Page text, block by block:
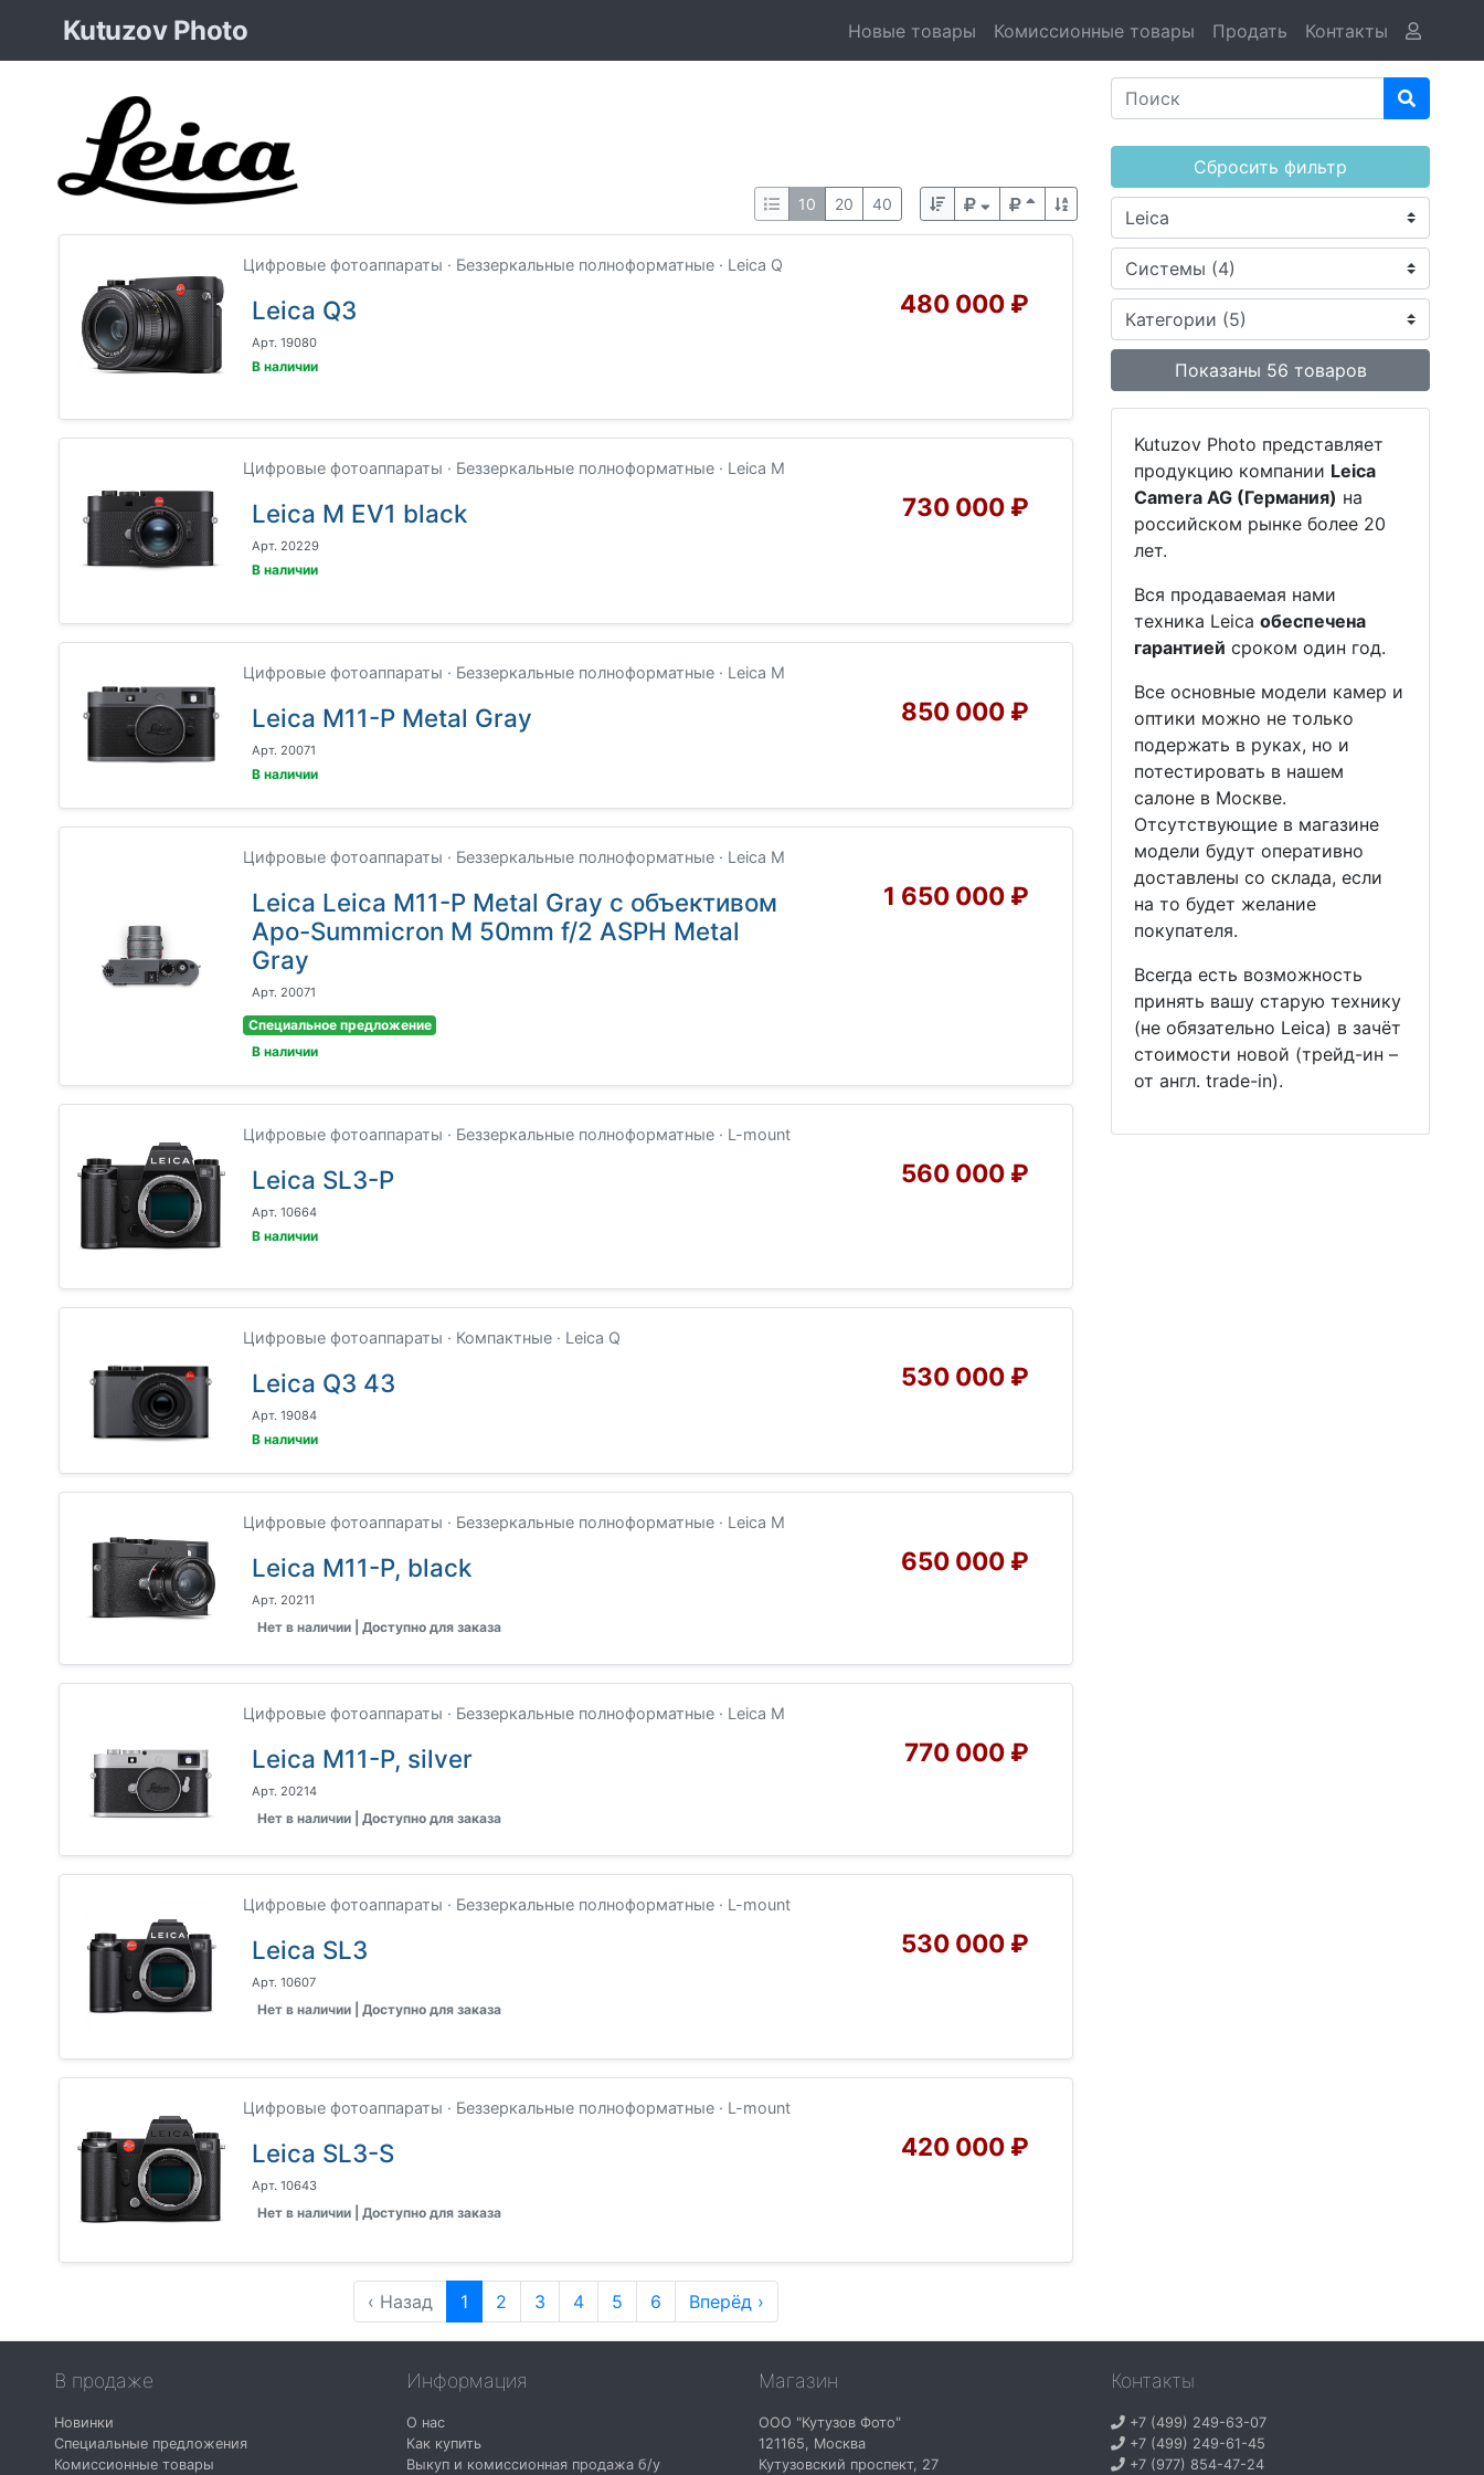
Kutuzov Photo Новые товары Комиссионные товары Продать Контакты
10 20 40
Сбросить фильтр
Kutuzov Photo представляет
продукцию компании Leica
Camera AG (Германия) на
российском рынке более 20
лет.
Вся продаваемая нами
техника Leicaобеспечена
гарантией сроком один год.
Все основные модели камер и
оптики можно не только
подержать в руках, но и
потестировать в нашем
салоне в Москве.
Отсутствующие в магазине
модели будут оперативно
доставлены со склада, если
на то будет желание
покупателя.
Всегда есть возможность
принять вашу старую технику
(не обязательно Leica) в зачёт
стоимости новой (трейд-ин –
от англ. trade-in).
Цифровые фотоаппараты · Беззеркальные полноформатные · Leica Q
Leica Q3
Арт. 19080
480 000 ₽
В наличии
Цифровые фотоаппараты · Беззеркальные полноформатные · Leica M
Leica M EV1 black
Арт. 20229
730 000 ₽
В наличии
Цифровые фотоаппараты · Беззеркальные полноформатные · Leica M
Leica M11-P Metal Gray
Арт. 20071
850 000 ₽
В наличии
Цифровые фотоаппараты · Беззеркальные полноформатные · Leica M
Leica Leica M11-P Metal Gray с объективом
Apo-Summicron M 50mm f/2 ASPH Metal
Gray
Арт. 20071
1 650 000 ₽
Специальное предложение
В наличии
Цифровые фотоаппараты · Беззеркальные полноформатные · L-mount
Leica SL3-P
Арт. 10664
560 000 ₽
В наличии
Цифровые фотоаппараты · Компактные · Leica Q
Leica Q3 43
Арт. 19084
530 000 ₽
В наличии
Цифровые фотоаппараты · Беззеркальные полноформатные · Leica M
Leica M11-P, black
Арт. 20211
650 000 ₽
Нет в наличии | Доступно для заказа
Цифровые фотоаппараты · Беззеркальные полноформатные · Leica M
Leica M11-P, silver
Арт. 20214
770 000 ₽
Нет в наличии | Доступно для заказа
Цифровые фотоаппараты · Беззеркальные полноформатные · L-mount
Leica SL3
Арт. 10607
530 000 ₽
Нет в наличии | Доступно для заказа
Цифровые фотоаппараты · Беззеркальные полноформатные · L-mount
Leica SL3-S
Арт. 10643
420 000 ₽
Нет в наличии | Доступно для заказа
‹ Назад 1 2 3 4 5 6 Вперёд ›
В продаже
Новинки
Специальные предложения
Комиссионные товары
Информация
О нас
Как купить
Выкуп и комиссионная продажа б/у
Магазин
ООО "Кутузов Фото"
121165, Москва
Кутузовский проспект, 27
Контакты
+7 (499) 249-63-07
+7 (499) 249-61-45
+7 (977) 854-47-24